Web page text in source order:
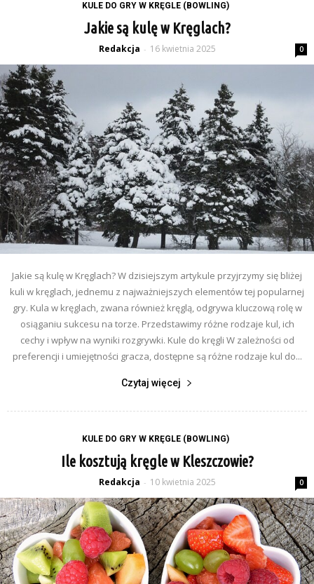
KULE DO GRY W KRĘGLE (BOWLING)
Jakie są kulę w Kręglach?
Redakcja - 16 kwietnia 2025 0
Jakie są kulę w Kręglach? W dzisiejszym artykule przyjrzymy się bliżej
kuli w kręglach, jednemu z najważniejszych elementów tej popularnej
gry. Kula w kręglach, zwana również kręglą, odgrywa kluczową rolę w
osiąganiu sukcesu na torze. Przedstawimy różne rodzaje kul, ich
cechy i wpływ na wyniki rozgrywki. Kule do kręgli W zależności od
preferencji i umiejętności gracza, dostępne są różne rodzaje kul do...
Czytaj więcej
KULE DO GRY W KRĘGLE (BOWLING)
Ile kosztują kręgle w Kleszczowie?
Redakcja - 10 kwietnia 2025 0